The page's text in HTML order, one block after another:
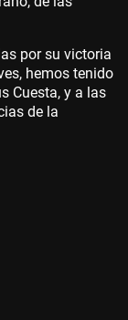
por su victoria
hemos tenido
Cuesta, y a las
de la